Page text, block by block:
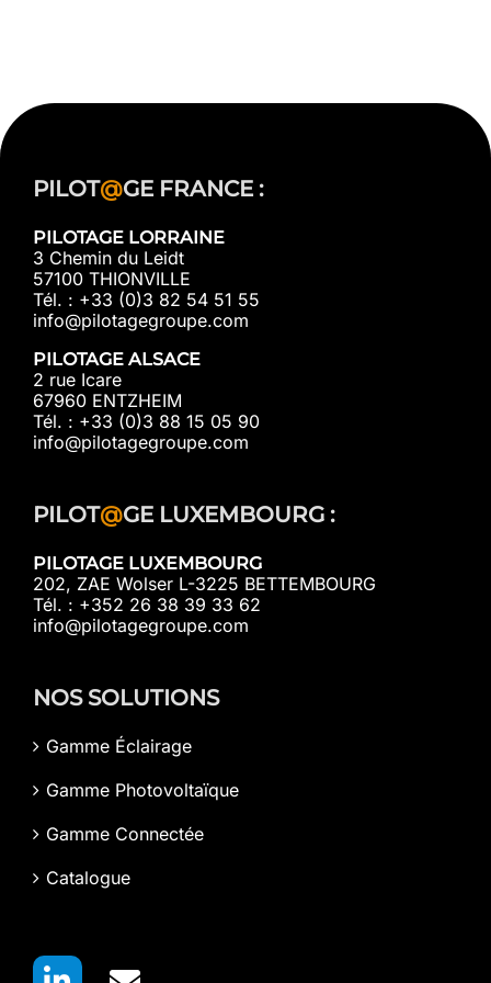
PILOT@GE FRANCE :
PILOTAGE LORRAINE
3 Chemin du Leidt
57100 THIONVILLE
Tél. : +33 (0)3 82 54 51 55
info@pilotagegroupe.com
PILOTAGE ALSACE
2 rue Icare
67960 ENTZHEIM
Tél. : +33 (0)3 88 15 05 90
info@pilotagegroupe.com
PILOT@GE LUXEMBOURG :
PILOTAGE LUXEMBOURG
202, ZAE Wolser L-3225 BETTEMBOURG
Tél. : +352 26 38 39 33 62
info@pilotagegroupe.com
NOS SOLUTIONS
Gamme Éclairage
Gamme Photovoltaïque
Gamme Connectée
Catalogue